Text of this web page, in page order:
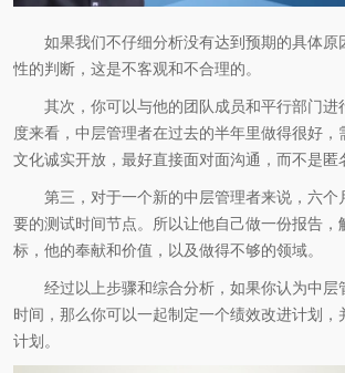
如果我们不仔细分析没有达到预期的具体原
性的判断，这是不客观和不合理的。
其次，你可以与他的团队成员和平行部门进
度来看，中层管理者在过去的半年里做得很好，
文化诚实开放，最好直接面对面沟通，而不是匿
第三，对于一个新的中层管理者来说，六个
要的测试时间节点。所以让他自己做一份报告，
标，他的奉献和价值，以及做得不够的领域。
经过以上步骤和综合分析，如果你认为中层
时间，那么你可以一起制定一个绩效改进计划，
计划。